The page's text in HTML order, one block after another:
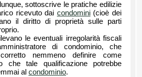
sottoscrive le pratiche edilizie
ricevuto dai condomini(cioè dei
il diritto di proprietà sulle parti
le eventuali irregolarità fiscali
di condominio, che
nemmeno definire come
che tale qualificazione potrebbe
al condominio.